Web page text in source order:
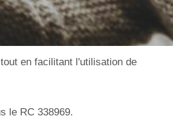
en facilitant l'utilisation de
le RC 338969.